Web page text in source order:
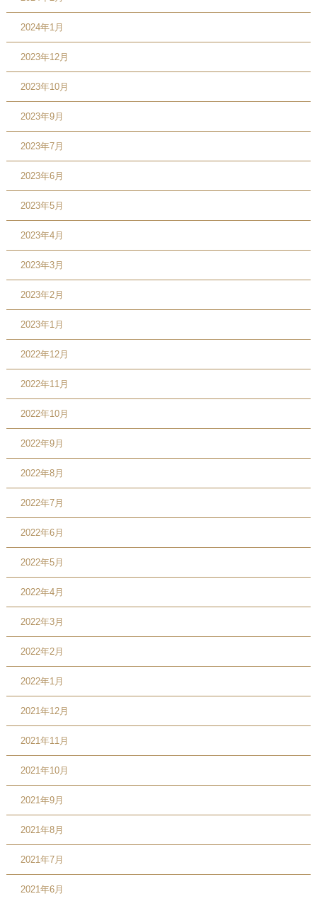
2024年1月
2023年12月
2023年10月
2023年9月
2023年7月
2023年6月
2023年5月
2023年4月
2023年3月
2023年2月
2023年1月
2022年12月
2022年11月
2022年10月
2022年9月
2022年8月
2022年7月
2022年6月
2022年5月
2022年4月
2022年3月
2022年2月
2022年1月
2021年12月
2021年11月
2021年10月
2021年9月
2021年8月
2021年7月
2021年6月